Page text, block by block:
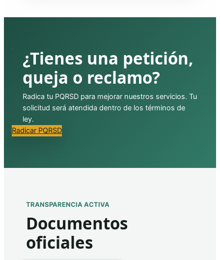
¿Tienes una petición,
queja o reclamo?
Radica tu PQRSD para mejorar nuestros servicios. Tu
solicitud será atendida dentro de los términos de
ley.
Radicar PQRSD
TRANSPARENCIA ACTIVA
Documentos
oficiales